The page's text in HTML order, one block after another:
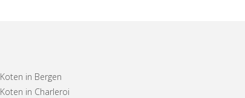
Koten in Bergen
Koten in Charleroi